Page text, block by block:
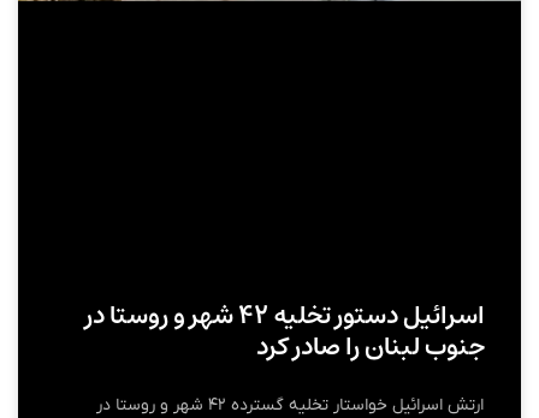
اسرائیل دستور تخلیه ۴۲ شهر و روستا در
جنوب لبنان را صادر کرد
ارتش اسرائیل خواستار تخلیه گسترده ۴۲ شهر و روستا در